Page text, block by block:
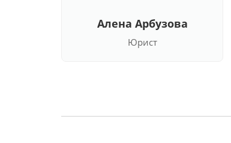
Алена Арбузова
Юрист